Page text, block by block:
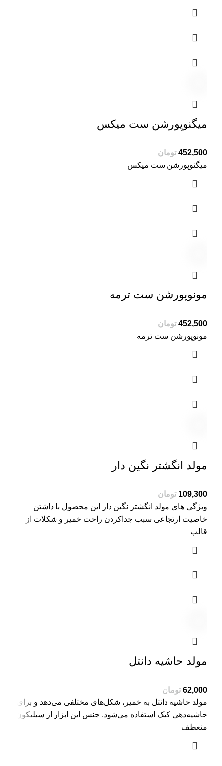
میگنوپورشن ست میکس
تومان
میگنوپورشن ست میکس
مونوپورشن ست ترمه
تومان
مونوپورشن ست ترمه
مولد انگشتر نگین دار
تومان
ویژگی های مولد انگشتر نگین دار این محصول با داشتن
خاصیت ارتجاعی سبب جداکردن راحت خمیر و شکلات از
قالب
مولد حاشیه دانتل
تومان
مولد حاشیه دانتل به خمیر، شکل‌های مختلفی می‌دهد و برای
حاشیه‌دهی کیک استفاده می‌شود. جنس این ابزار از سیلیکون
منعطف